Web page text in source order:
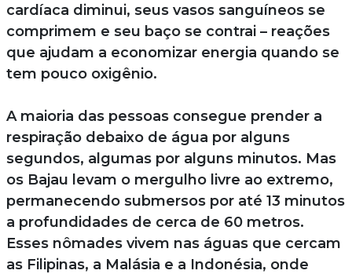
cardíaca diminui, seus vasos sanguíneos se
comprimem e seu baço se contrai – reações
que ajudam a economizar energia quando se
tem pouco oxigênio.
A maioria das pessoas consegue prender a
respiração debaixo de água por alguns
segundos, algumas por alguns minutos. Mas
os Bajau levam o mergulho livre ao extremo,
permanecendo submersos por até 13 minutos
a profundidades de cerca de 60 metros.
Esses nômades vivem nas águas que cercam
as Filipinas, a Malásia e a Indonésia, onde